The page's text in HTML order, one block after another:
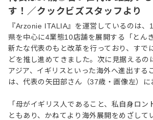
す！／クックビズスタッフより
『Arzonie ITALIA』を運営しているのは、
県を中心に4業態10店舗を展開する「とん
新たな代表のもと改革を行っており、すで
どを推し進めてきました。次に見据えるの
アジア、イギリスといった海外へ進出する
は、代表の矢田部さん（37歳・画像左）に
「母がイギリス人であること、私自身ロン
ともあり、かねてより海外展開をめざして